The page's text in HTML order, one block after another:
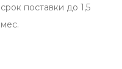
срок поставки до 1,5
мес.